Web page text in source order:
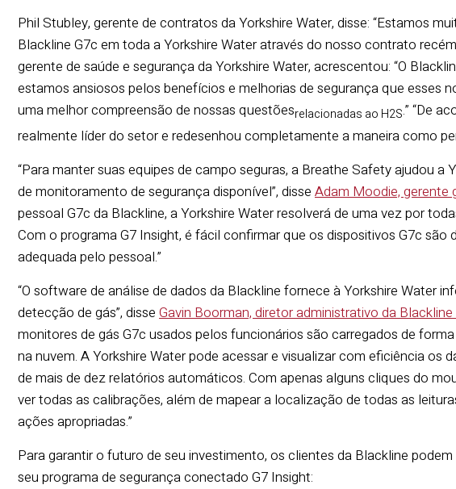
Phil Stubley, gerente de contratos da Yorkshire Water, disse: “Estamos
Blackline G7c em toda a Yorkshire Water através do nosso contrato
gerente de saúde e segurança da Yorkshire Water, acrescentou: “O
estamos ansiosos pelos benefícios e melhorias de segurança que esses
uma melhor compreensão de nossas questõesrelacionadas ao H2S.” “De
realmente líder do setor e redesenhou completamente a maneira como
“Para manter suas equipes de campo seguras, a Breathe Safety ajudou
de monitoramento de segurança disponível”, disse Adam Moodie, gerente
pessoal G7c da Blackline, a Yorkshire Water resolverá de uma vez por
Com o programa G7 Insight, é fácil confirmar que os dispositivos G7c
adequada pelo pessoal.”
“O software de análise de dados da Blackline fornece à Yorkshire Water
detecção de gás”, disse Gavin Boorman, diretor administrativo da
monitores de gás G7c usados pelos funcionários são carregados de
na nuvem. A Yorkshire Water pode acessar e visualizar com eficiência
de mais de dez relatórios automáticos. Com apenas alguns cliques do
ver todas as calibrações, além de mapear a localização de todas as
ações apropriadas.”
Para garantir o futuro de seu investimento, os clientes da Blackline
seu programa de segurança conectado G7 Insight: